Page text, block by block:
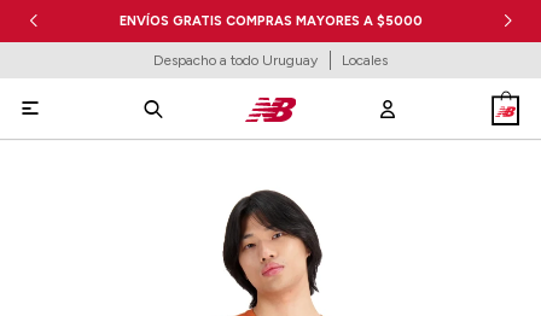
ENVÍOS GRATIS COMPRAS MAYORES A $5000
Despacho a todo Uruguay Locales
